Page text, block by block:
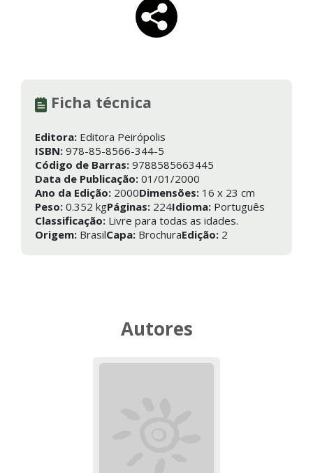
Ficha técnica
Editora: Editora Peirópolis
ISBN: 978-85-8566-344-5
Código de Barras: 9788585663445
Data de Publicação: 01/01/2000
Ano da Edição: 2000Dimensões: 16 x 23 cm
Peso: 0.352 kgPáginas: 224Idioma: Português
Classificação: Livre para todas as idades.
Origem: BrasilCapa: BrochuraEdição: 2
Autores